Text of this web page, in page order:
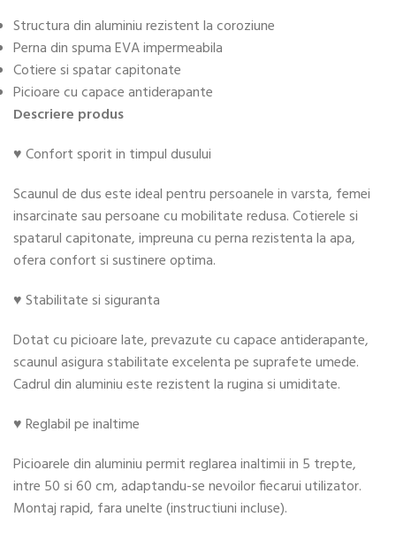
Structura din aluminiu rezistent la coroziune
Perna din spuma EVA impermeabila
Cotiere si spatar capitonate
Picioare cu capace antiderapante
Descriere produs
♥ Confort sporit in timpul dusului
Scaunul de dus este ideal pentru persoanele in varsta, femei
insarcinate sau persoane cu mobilitate redusa. Cotierele si
spatarul capitonate, impreuna cu perna rezistenta la apa,
ofera confort si sustinere optima.
♥ Stabilitate si siguranta
Dotat cu picioare late, prevazute cu capace antiderapante,
scaunul asigura stabilitate excelenta pe suprafete umede.
Cadrul din aluminiu este rezistent la rugina si umiditate.
♥ Reglabil pe inaltime
Picioarele din aluminiu permit reglarea inaltimii in 5 trepte,
intre 50 si 60 cm, adaptandu-se nevoilor fiecarui utilizator.
Montaj rapid, fara unelte (instructiuni incluse).